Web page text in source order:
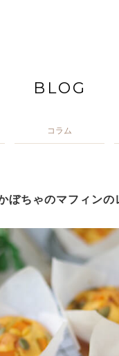
BLOG
コラム
ぼちゃのマフィンの